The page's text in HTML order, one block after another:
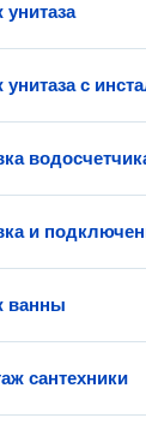
с
и
ванны
сантехники